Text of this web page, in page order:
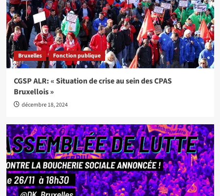
Bruxelles Fonction publique
CGSP ALR: « Situation de crise au sein des CPAS
Bruxellois »
décembre 18, 2024